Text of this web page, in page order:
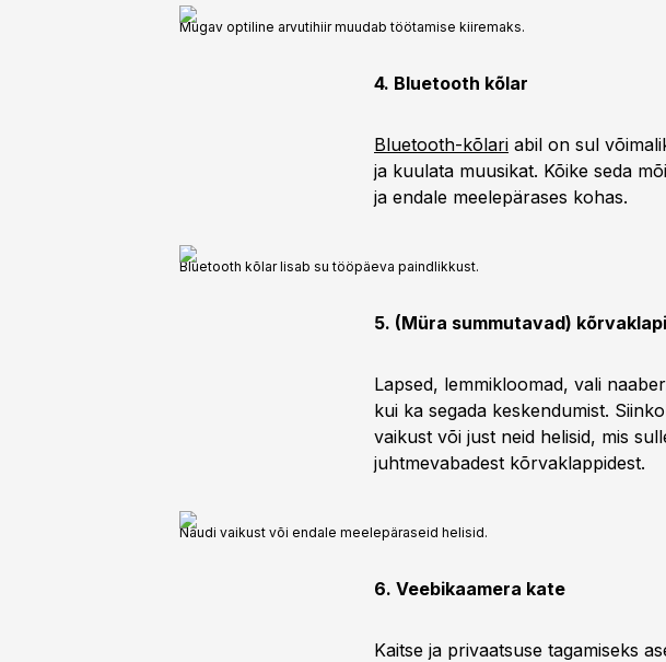
Mugav optiline arvutihiir muudab töötamise kiiremaks.
4. Bluetooth kõlar
Bluetooth-kõlari abil on sul
ja kuulata muusikat. Kõike seda
ja endale meelepärases kohas.
Bluetooth kõlar lisab su tööpäeva paindlikkust.
5. (Müra summutavad)
Lapsed, lemmikloomad, vali
kui ka segada keskendumist.
vaikust või just neid helisid, mis
juhtmevabadest kõrvaklappidest.
Naudi vaikust või endale meelepäraseid helisid.
6. Veebikaamera kate
Kaitse ja privaatsuse tagamiseks